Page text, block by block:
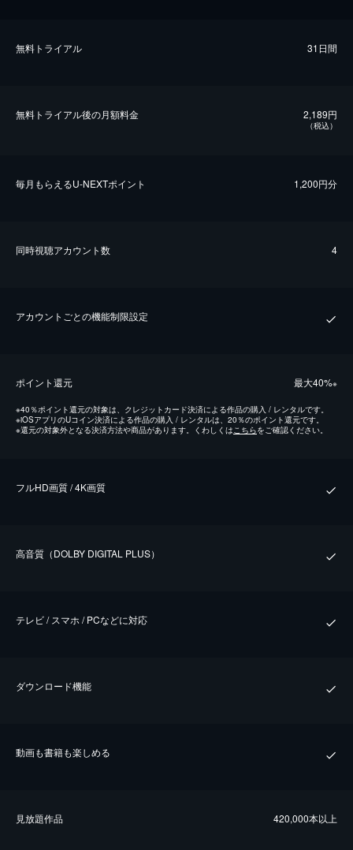
無料トライアル 31日間
無料トライアル後の⽉額料金 2,189円
（税込）
毎⽉もらえるU-NEXTポイント 1,200円分
同時視聴アカウント数 4
アカウントごとの機能制限設定
ポイント還元 最⼤40%※
※40％ポイント還元の対象は、クレジットカード決済による作品の購入 / レンタルです。
※iOSアプリのUコイン決済による作品の購入 / レンタルは、20％のポイント還元です。
※還元の対象外となる決済方法や商品があります。くわしくはこちらをご確認ください。
フルHD画質 / 4K画質
⾼⾳質（DOLBY DIGITAL PLUS）
テレビ / スマホ / PCなどに対応
ダウンロード機能
動画も書籍も楽しめる
⾒放題作品 420,000本以上